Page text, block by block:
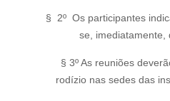
§ 2º Os participantes
se, imediatamente,
§ 3º As reuniões deverão
rodízio nas sedes das